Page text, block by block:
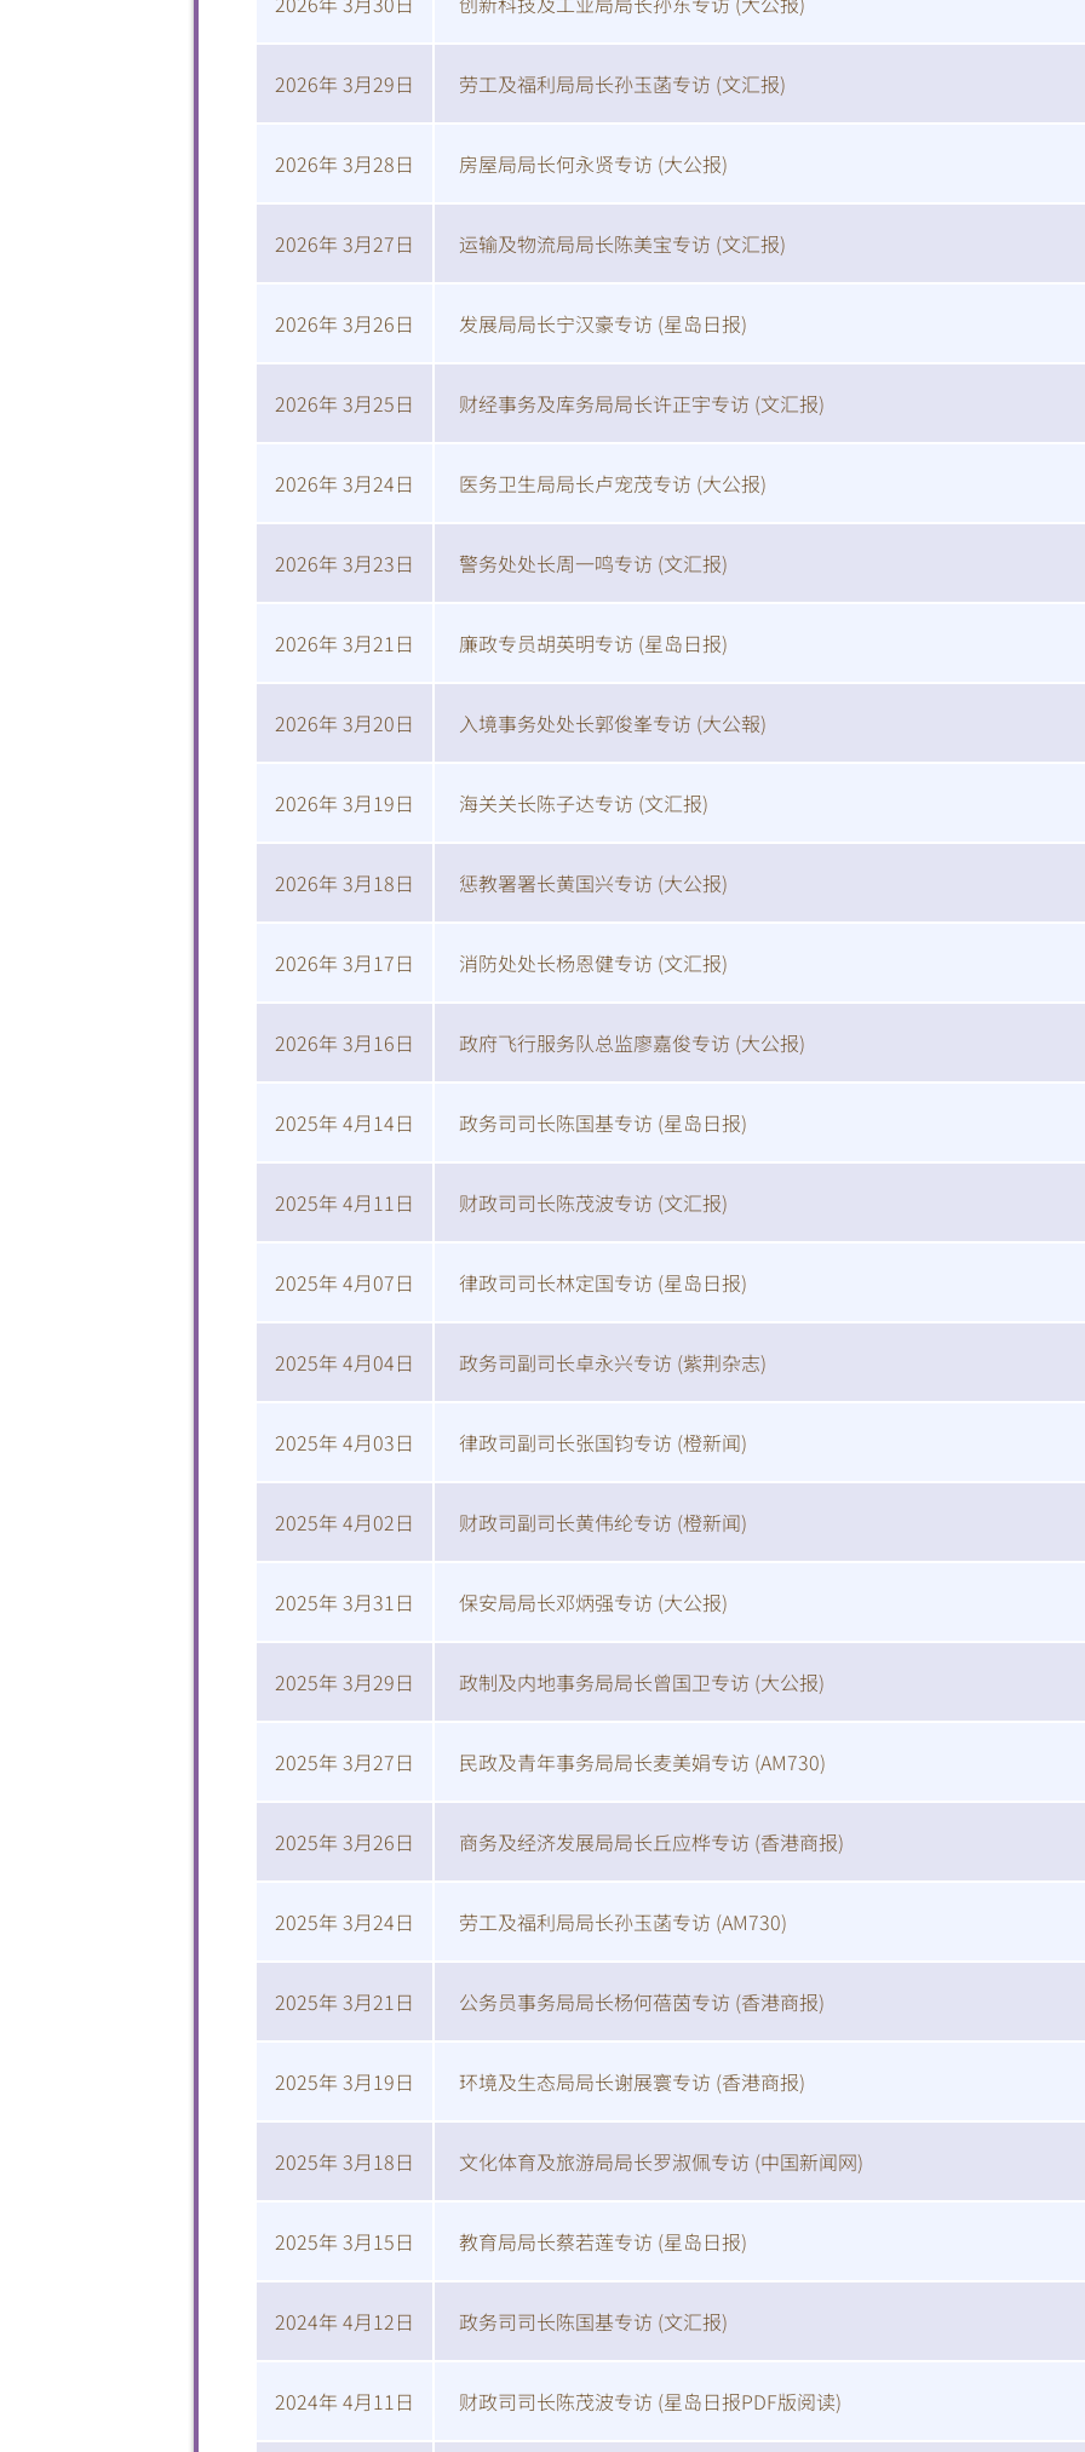
2026年 3月29日 劳工及福利局局长孙玉菡专访 (文汇报)
2026年 3月28日 房屋局局长何永贤专访 (大公报)
2026年 3月27日 运输及物流局局长陈美宝专访 (文汇报)
2026年 3月26日 发展局局长宁汉豪专访 (星岛日报)
2026年 3月25日 财经事务及库务局局长许正宇专访 (文汇报)
2026年 3月24日 医务卫生局局长卢宠茂专访 (大公报)
2026年 3月23日 警务处处长周一鸣专访 (文汇报)
2026年 3月21日 廉政专员胡英明专访 (星岛日报)
2026年 3月20日 入境事务处处长郭俊峯专访 (大公報)
2026年 3月19日 海关关长陈子达专访 (文汇报)
2026年 3月18日 惩教署署长黄国兴专访 (大公报)
2026年 3月17日 消防处处长杨恩健专访 (文汇报)
2026年 3月16日 政府飞行服务队总监廖嘉俊专访 (大公报)
2025年 4月14日 政务司司长陈国基专访 (星岛日报)
2025年 4月11日 财政司司长陈茂波专访 (文汇报)
2025年 4月07日 律政司司长林定国专访 (星岛日报)
2025年 4月04日 政务司副司长卓永兴专访 (紫荆杂志)
2025年 4月03日 律政司副司长张国钧专访 (橙新闻)
2025年 4月02日 财政司副司长黄伟纶专访 (橙新闻)
2025年 3月31日 保安局局长邓炳强专访 (大公报)
2025年 3月29日 政制及内地事务局局长曾国卫专访 (大公报)
2025年 3月27日 民政及青年事务局局长麦美娟专访 (AM730)
2025年 3月26日 商务及经济发展局局长丘应桦专访 (香港商报)
2025年 3月24日 劳工及福利局局长孙玉菡专访 (AM730)
2025年 3月21日 公务员事务局局长杨何蓓茵专访 (香港商报)
2025年 3月19日 环境及生态局局长谢展寰专访 (香港商报)
2025年 3月18日 文化体育及旅游局局长罗淑佩专访 (中国新闻网)
2025年 3月15日 教育局局长蔡若莲专访 (星岛日报)
2024年 4月12日 政务司司长陈国基专访 (文汇报)
2024年 4月11日 财政司司长陈茂波专访 (星岛日报PDF版阅读)
扫一扫关注我们的社交媒体，紧贴最新资讯！
微
信 博 红书